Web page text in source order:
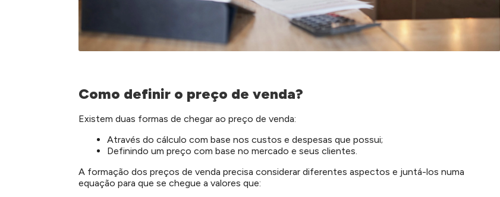
Como definir o preço de venda?
Existem duas formas de chegar ao preço de venda:
Através do cálculo com base nos custos e despesas que possui;
Definindo um preço com base no mercado e seus clientes.
A formação dos preços de venda precisa considerar diferentes aspectos e juntá-los numa
equação para que se chegue a valores que: